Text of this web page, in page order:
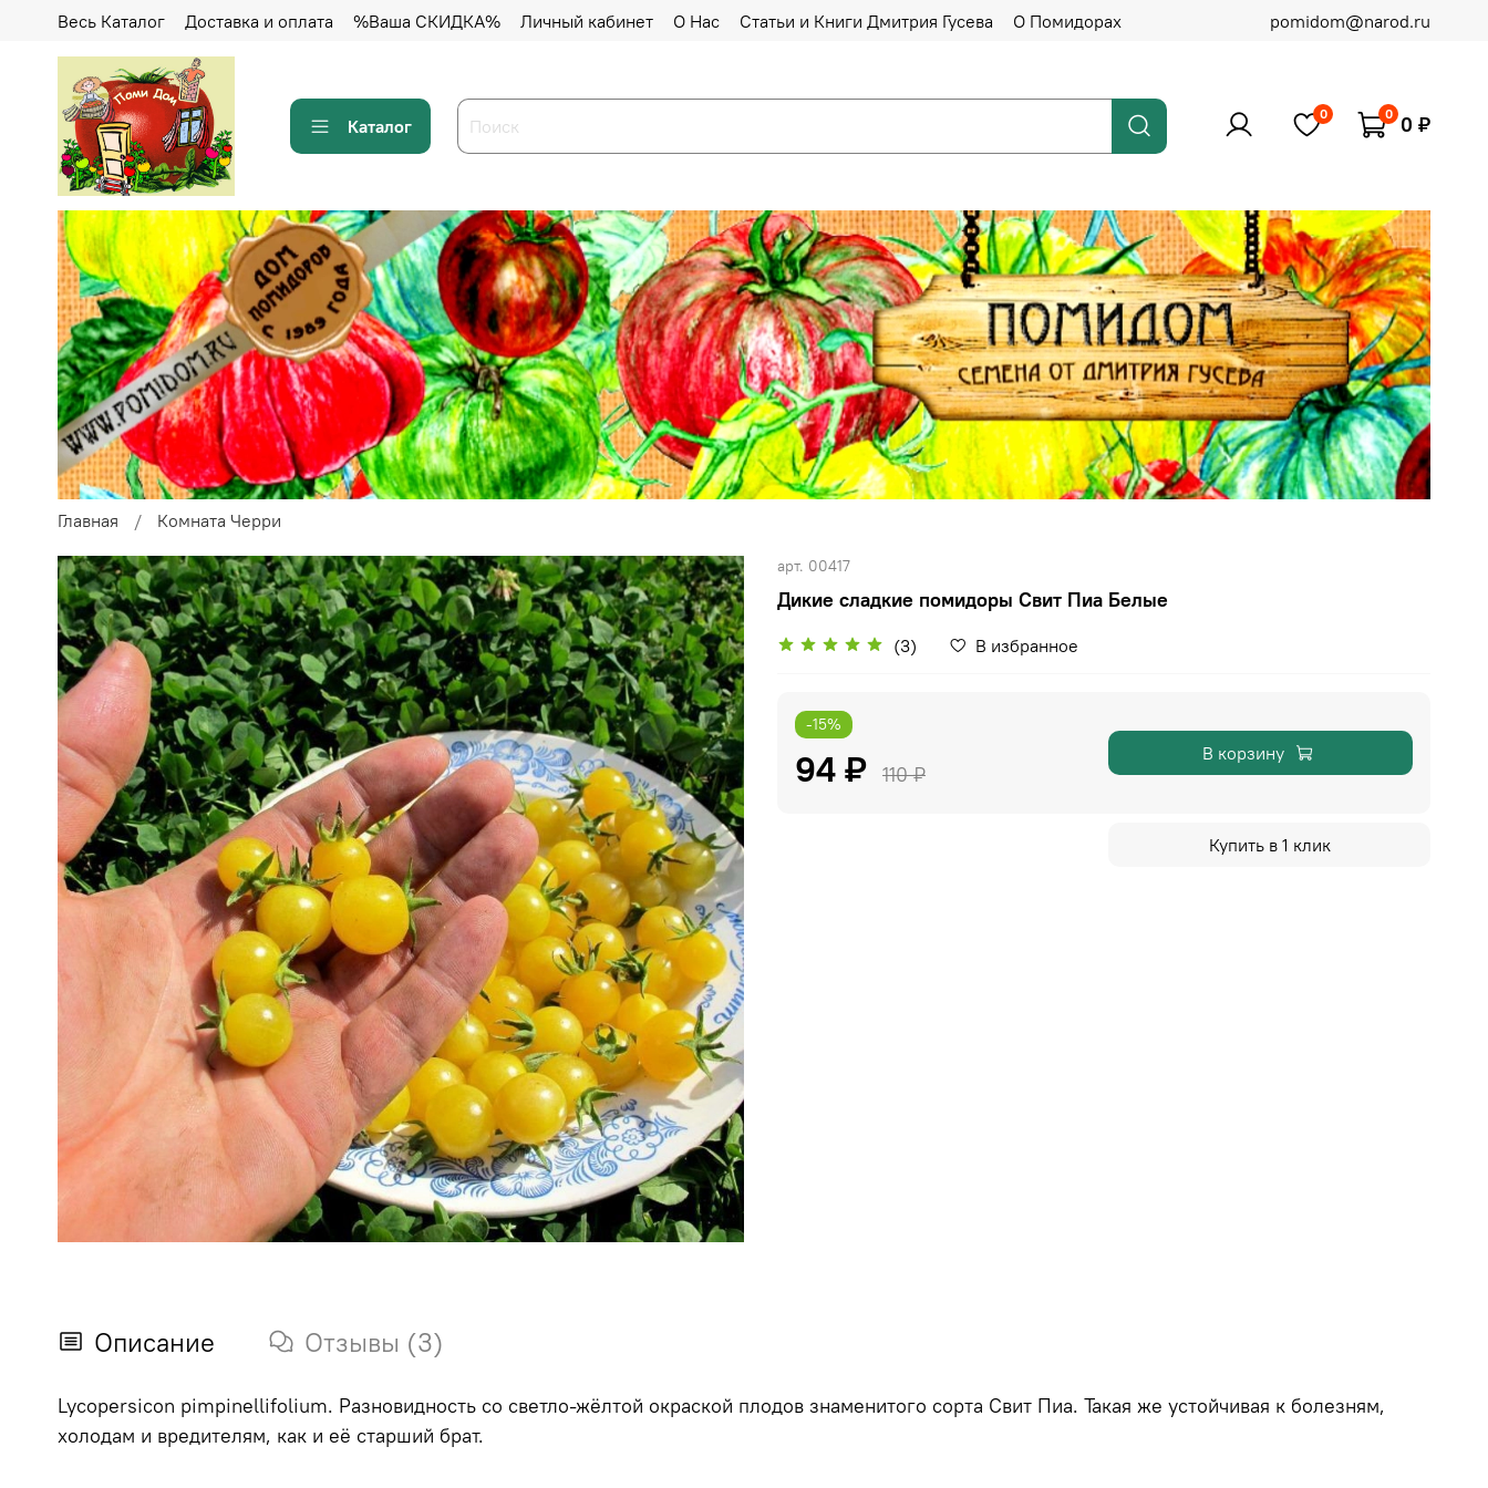
Весь Каталог Доставка и оплата %Ваша СКИДКА% Личный кабинет О Нас Статьи и Книги Дмитрия Гусева О Помидорах pomidom@narod.ru
Каталог
0 0 0 ₽
Главная Комната Черри
арт. 00417
Дикие сладкие помидоры Свит Пиа Белые
(3) В избранное
-15%
94 ₽ 110 ₽
В корзину
Купить в 1 клик
Описание Отзывы (3)
Lycopersicon pimpinellifolium. Разновидность со светло-жёлтой окраской плодов знаменитого сорта Свит Пиа. Такая же устойчивая к болезням,
холодам и вредителям, как и её старший брат.